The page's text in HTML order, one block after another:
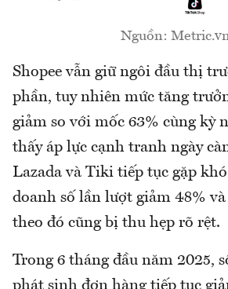
Nguồn:
Shopee vẫn giữ ngôi đầu thị
phần, tuy nhiên mức tăng
giảm so với mốc 63% cùng kỳ
thấy áp lực cạnh tranh ngày
Lazada và Tiki tiếp tục gặp
doanh số lần lượt giảm 48%
theo đó cũng bị thu hẹp rõ rệt.
Trong 6 tháng đầu năm 2025,
phát sinh đơn hàng tiếp tục